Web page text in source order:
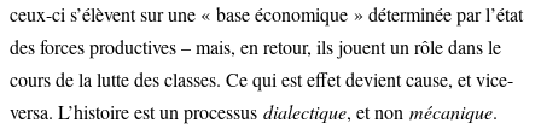
ceux-ci s’élèvent sur une « base économique » déterminée par l’état
des forces productives – mais, en retour, ils jouent un rôle dans le
cours de la lutte des classes. Ce qui est effet devient cause, et vice-
versa. L’histoire est un processus dialectique, et non mécanique.